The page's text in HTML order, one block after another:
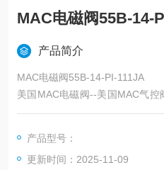
MAC电磁阀55B-14-
产品简介
MAC电磁阀55B-14-PI-111JA
美国MAC电磁阀--美国MAC气控
先导阀--美国MAC机控阀--美国
产品型号：
更新时间：2025-11-09